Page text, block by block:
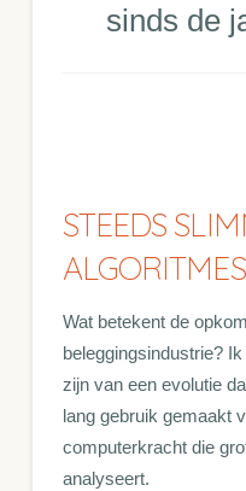
sinds de
STEEDS
ALGORITMES
Wat betekent de
beleggingsindustrie?
zijn van een evolutie
lang gebruik gemaakt
computerkracht die
analyseert.